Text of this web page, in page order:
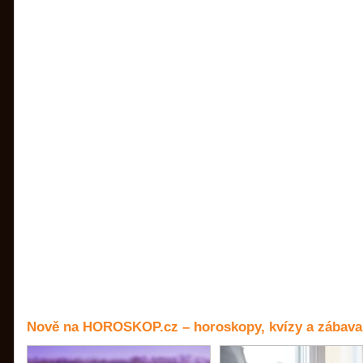
Nově na HOROSKOP.cz – horoskopy, kvízy a zábava